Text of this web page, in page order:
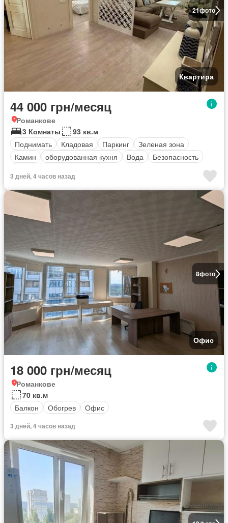
21фото
Квартира
44 000 грн/месяц
Романкове
3 Комнаты
93 кв.м
Поднимать
Кладовая Паркинг
Зеленая зона
Камин
оборудованная кухня Вода
Безопасность
3 дней, 4 часов назад
8фото
Офис
18 000 грн/месяц
Романкове
70 кв.м
Балкон
Обогрев Офис
3 дней, 4 часов назад